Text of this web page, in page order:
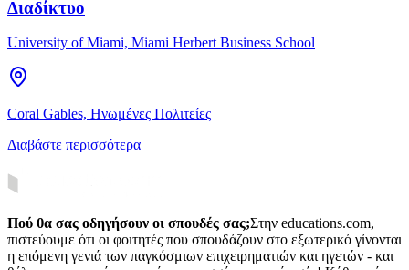
Διαδίκτυο
University of Miami, Miami Herbert Business School
Coral Gables, Ηνωμένες Πολιτείες
Διαβάστε περισσότερα
Πού θα σας οδηγήσουν οι σπουδές σας;Στην educations.com,
πιστεύουμε ότι οι φοιτητές που σπουδάζουν στο εξωτερικό γίνονται
η επόμενη γενιά των παγκόσμιων επιχειρηματιών και ηγετών - και